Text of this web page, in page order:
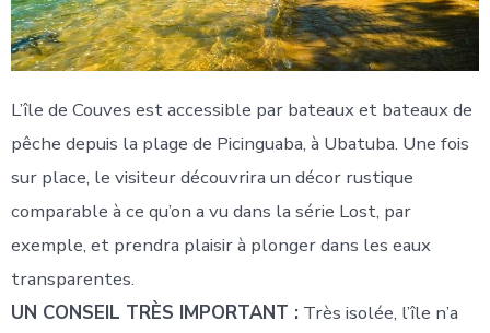
L’île de Couves est accessible par bateaux et bateaux de
pêche depuis la plage de Picinguaba, à Ubatuba. Une fois
sur place, le visiteur découvrira un décor rustique
comparable à ce qu’on a vu dans la série Lost, par
exemple, et prendra plaisir à plonger dans les eaux
transparentes.
UN CONSEIL TRÈS IMPORTANT : Très isolée, l’île n’a